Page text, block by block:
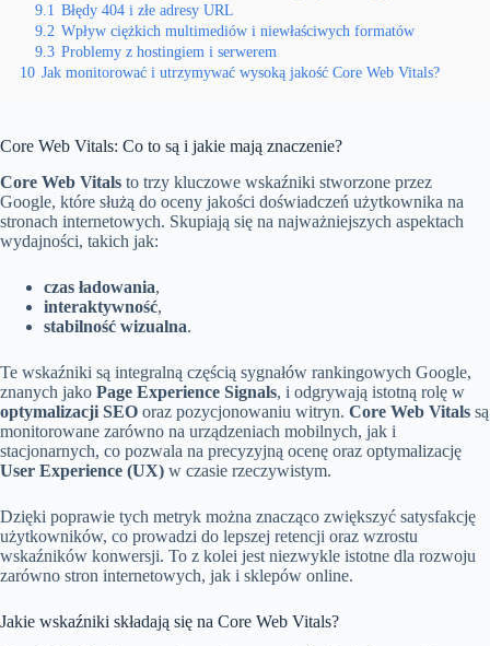
9.1 Błędy 404 i złe adresy URL
9.2 Wpływ ciężkich multimediów i niewłaściwych formatów
9.3 Problemy z hostingiem i serwerem
10 Jak monitorować i utrzymywać wysoką jakość Core Web Vitals?
Core Web Vitals: Co to są i jakie mają znaczenie?
Core Web Vitals to trzy kluczowe wskaźniki stworzone przez
Google, które służą do oceny jakości doświadczeń użytkownika na
stronach internetowych. Skupiają się na najważniejszych aspektach
wydajności, takich jak:
czas ładowania,
interaktywność,
stabilność wizualna.
Te wskaźniki są integralną częścią sygnałów rankingowych Google,
znanych jako Page Experience Signals, i odgrywają istotną rolę w
optymalizacji SEO oraz pozycjonowaniu witryn. Core Web Vitals są
monitorowane zarówno na urządzeniach mobilnych, jak i
stacjonarnych, co pozwala na precyzyjną ocenę oraz optymalizację
User Experience (UX) w czasie rzeczywistym.
Dzięki poprawie tych metryk można znacząco zwiększyć satysfakcję
użytkowników, co prowadzi do lepszej retencji oraz wzrostu
wskaźników konwersji. To z kolei jest niezwykle istotne dla rozwoju
zarówno stron internetowych, jak i sklepów online.
Jakie wskaźniki składają się na Core Web Vitals?